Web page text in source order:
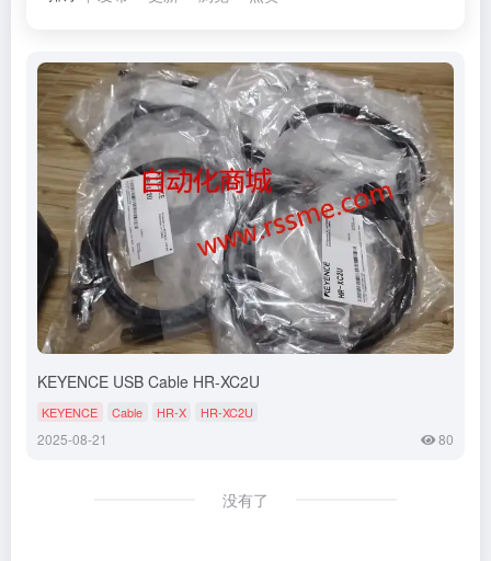
KEYENCE USB Cable HR-XC2U
KEYENCE Cable HR-X HR-XC2U
2025-08-21 80
没有了